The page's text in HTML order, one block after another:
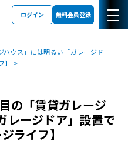
ログイン 無料会員登録
ハウス」には明るい「ガレージド
の「賃貸ガレージ
レージドア」設置で
ライフ】